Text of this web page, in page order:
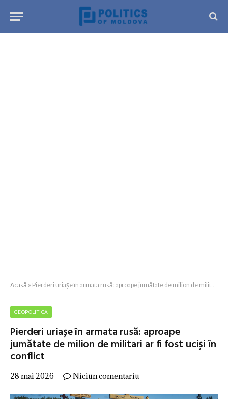
Acasă » Pierderi uriașe în armata rusă: aproape jumătate de milion de militari ar fi fost uciși în conflict
GEOPOLITICA
Pierderi uriașe în armata rusă: aproape
jumătate de milion de militari ar fi fost uciși în
conflict
28 mai 2026 Niciun comentariu